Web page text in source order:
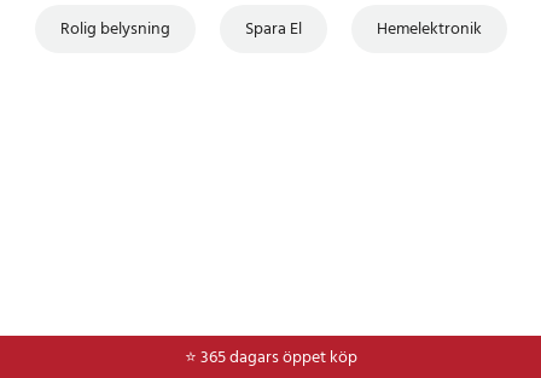
Rolig belysning Spara El Hemelektronik
⭐ 365 dagars öppet köp
⭐Frakt 49kr *